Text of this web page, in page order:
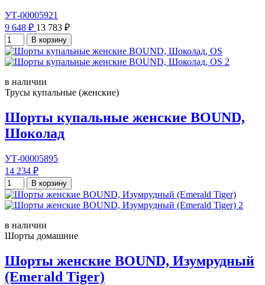
УТ-00005921
9 648 ₽ 13 783 ₽
В корзину
в наличии
Трусы купальные (женские)
Шорты купальные женские BOUND,
Шоколад
УТ-00005895
14 234 ₽
В корзину
в наличии
Шорты домашние
Шорты женские BOUND, Изумрудный
(Emerald Tiger)